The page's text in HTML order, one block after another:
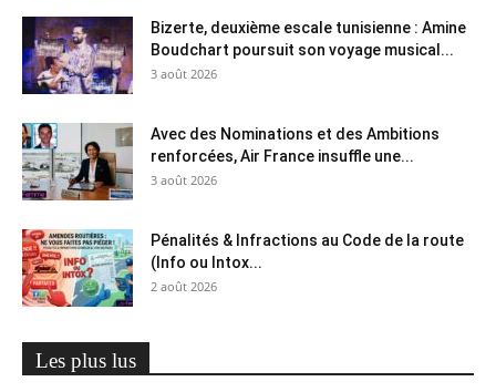
Bizerte, deuxième escale tunisienne : Amine
Boudchart poursuit son voyage musical...
3 août 2026
Avec des Nominations et des Ambitions
renforcées, Air France insuffle une...
3 août 2026
Pénalités & Infractions au Code de la route
(Info ou Intox...
2 août 2026
Les plus lus